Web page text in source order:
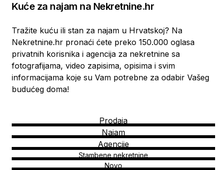
Kuće za najam na Nekretnine.hr
Tražite kuću ili stan za najam u Hrvatskoj? Na
Nekretnine.hr pronaći ćete preko 150.000 oglasa
privatnih korisnika i agencija za nekretnine sa
fotografijama, video zapisima, opisima i svim
informacijama koje su Vam potrebne za odabir Vašeg
budućeg doma!
Prodaja
Najam
Agencije
Stambene nekretnine
Novo